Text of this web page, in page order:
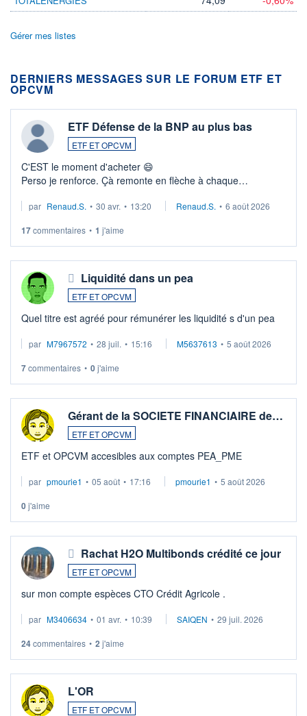
Gérer mes listes
DERNIERS MESSAGES SUR LE FORUM ETF ET
OPCVM
ETF Défense de la BNP au plus bas
ETF ET OPCVM
C'EST le moment d'acheter 😄​
Perso je renforce. Çà remonte en flèche à chaque
Investissement long terme tip top pour sa retraite.
par Renaud.S. • 30 avr. • 13:20 Renaud.S. • 6 août 2026
17commentaires • 1 j'aime
Liquidité dans un pea
ETF ET OPCVM
Quel titre est agréé pour rémunérer les liquidité s d'un pea
par M7967572 • 28 juil. • 15:16 M5637613 • 5 août 2026
7commentaires • 0j'aime
Gérant de la SOCIETE FINANCIAIRE de…
ETF ET OPCVM
ETF et OPCVM accesibles aux comptes PEA_PME
par pmourie1 • 05 août • 17:16 pmourie1 • 5 août 2026
0j'aime
Rachat H2O Multibonds crédité ce jour
ETF ET OPCVM
sur mon compte espèces CTO Crédit Agricole .
par M3406634 • 01 avr. • 10:39 SAIQEN • 29 juil. 2026
24commentaires • 2 j'aime
L'OR
ETF ET OPCVM